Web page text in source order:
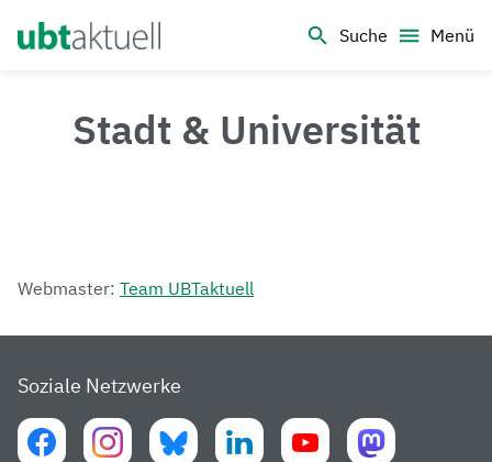
Logo Universität Bayreuth
Suche Menü
Stadt & Universität
Webmaster: Team UBTaktuell
Soziale Netzwerke